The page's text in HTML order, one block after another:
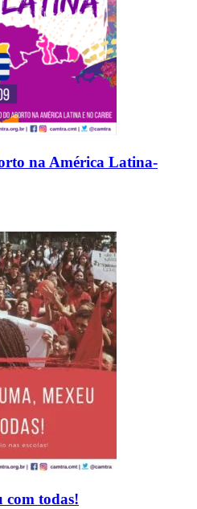
na América Latina-
com todas!